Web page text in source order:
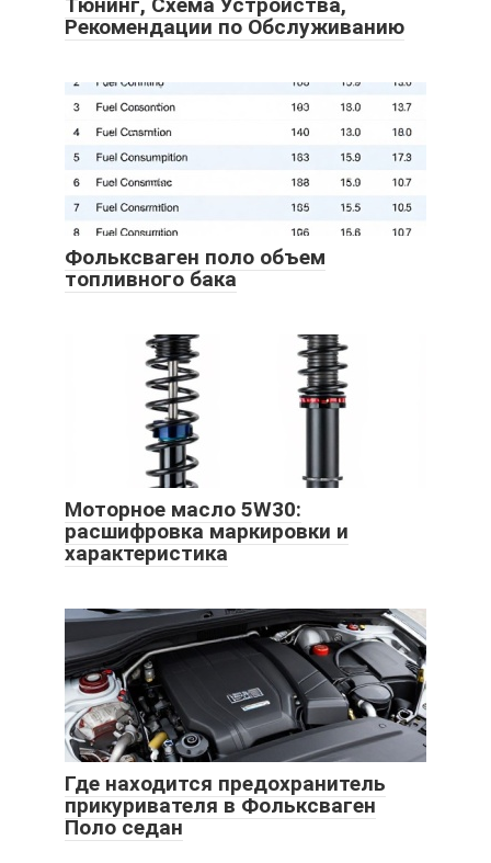
Тюнинг, Схема Устройства,
Рекомендации по Обслуживанию
Фольксваген поло объем
топливного бака
Моторное масло 5W30:
расшифровка маркировки и
характеристика
Где находится предохранитель
прикуривателя в Фольксваген
Поло седан